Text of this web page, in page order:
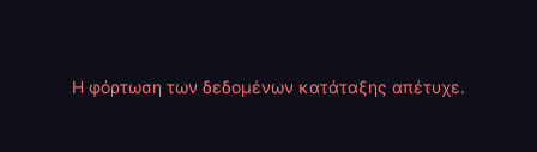
Η φόρτωση των δεδομένων κατάταξης απέτυχε.